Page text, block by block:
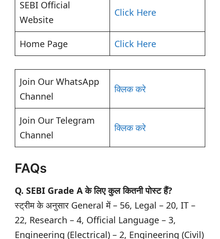
SEBI Official
Website
Click Here
Home Page Click Here
Join Our WhatsApp
Channel
क्लिक करे
Join Our Telegram
Channel
क्लिक करे
FAQs
Q. SEBI Grade A के लिए कुल कितनी पोस्ट हैं?
स्ट्रीम के अनुसार General में – 56, Legal – 20, IT –
22, Research – 4, Official Language – 3,
Engineering (Electrical) – 2, Engineering (Civil)